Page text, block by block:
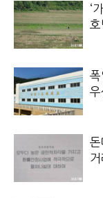
‘
폭
우
거